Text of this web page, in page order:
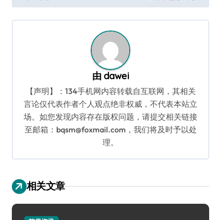
导
航
由 dawei
【声明】：134手机网内容转载自互联网，其相关
言论仅代表作者个人观点绝非权威，不代表本站立
场。如您发现内容存在版权问题，请提交相关链接
至邮箱：bqsm@foxmail.com，我们将及时予以处
理。
相关文章